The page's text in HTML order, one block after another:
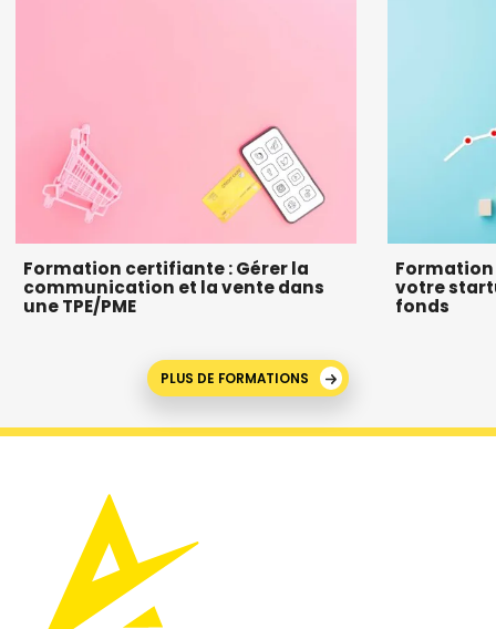
Formation certifiante : Gérer la
communication et la vente dans
une TPE/PME
votre
fonds
PLUS DE FORMATIONS